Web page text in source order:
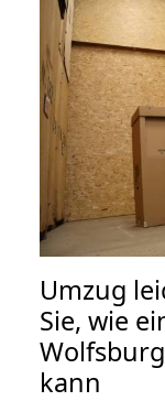
Umzug
Sie, wie
kann